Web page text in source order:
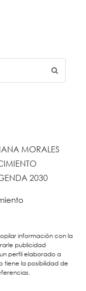
información con la
publicidad
perfil elaborado a
tiene la posibilidad de
MORALES
2030